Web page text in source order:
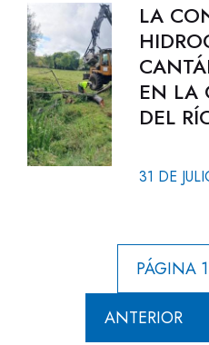
LA
EN LA
DEL
31 DE
PÁGINA
ANTERIOR